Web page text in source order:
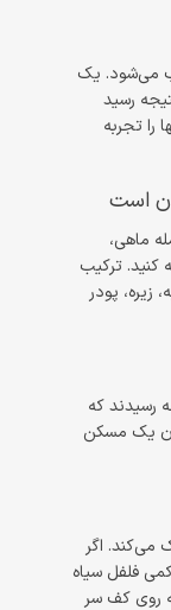
می‌شود. یک
این نتیجه رسید
را تجربه
ماهی،
کنید. ترکیب
زیره، پودر
رسیدند که
یک مسکن
می‌کند. اگر
فلفل سیاه
دست‌کم به مدت 30 دقیقه روی کف سر